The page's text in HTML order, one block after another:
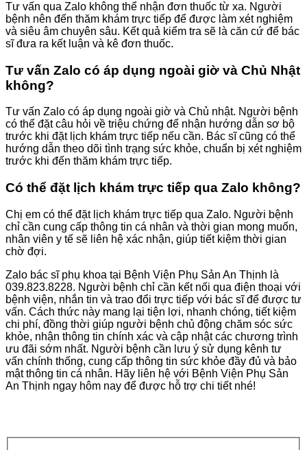
Tư vấn qua Zalo không thể nhận đơn thuốc từ xa. Người
bệnh nên đến thăm khám trực tiếp để được làm xét nghiệm
và siêu âm chuyên sâu. Kết quả kiểm tra sẽ là căn cứ để bác
sĩ đưa ra kết luận và kê đơn thuốc.
Tư vấn Zalo có áp dụng ngoài giờ và Chủ Nhật
không?
Tư vấn Zalo có áp dụng ngoài giờ và Chủ nhật. Người bệnh
có thể đặt câu hỏi về triệu chứng để nhận hướng dẫn sơ bộ
trước khi đặt lịch khám trực tiếp nếu cần. Bác sĩ cũng có thể
hướng dẫn theo dõi tình trạng sức khỏe, chuẩn bị xét nghiệm
trước khi đến thăm khám trực tiếp.
Có thể đặt lịch khám trực tiếp qua Zalo không?
Chị em có thể đặt lịch khám trực tiếp qua Zalo. Người bệnh
chỉ cần cung cấp thông tin cá nhân và thời gian mong muốn,
nhân viên y tế sẽ liên hệ xác nhận, giúp tiết kiệm thời gian
chờ đợi.
Zalo bác sĩ phụ khoa tại Bệnh Viện Phụ Sản An Thịnh là
039.823.8228. Người bệnh chỉ cần kết nối qua điện thoại với
bệnh viện, nhắn tin và trao đổi trực tiếp với bác sĩ để được tư
vấn. Cách thức này mang lại tiện lợi, nhanh chóng, tiết kiệm
chi phí, đồng thời giúp người bệnh chủ động chăm sóc sức
khỏe, nhận thông tin chính xác và cập nhật các chương trình
ưu đãi sớm nhất. Người bệnh cần lưu ý sử dụng kênh tư
vấn chính thống, cung cấp thông tin sức khỏe đầy đủ và bảo
mật thông tin cá nhân. Hãy liên hệ với Bệnh Viện Phụ Sản
An Thịnh ngay hôm nay để được hỗ trợ chi tiết nhé!